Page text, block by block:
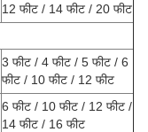
12 फीट / 14 फीट / 20 फीट
3 फीट / 4 फीट / 5 फीट / 6
फीट / 10 फीट / 12 फीट
6 फीट / 10 फीट / 12 फीट /
14 फीट / 16 फीट